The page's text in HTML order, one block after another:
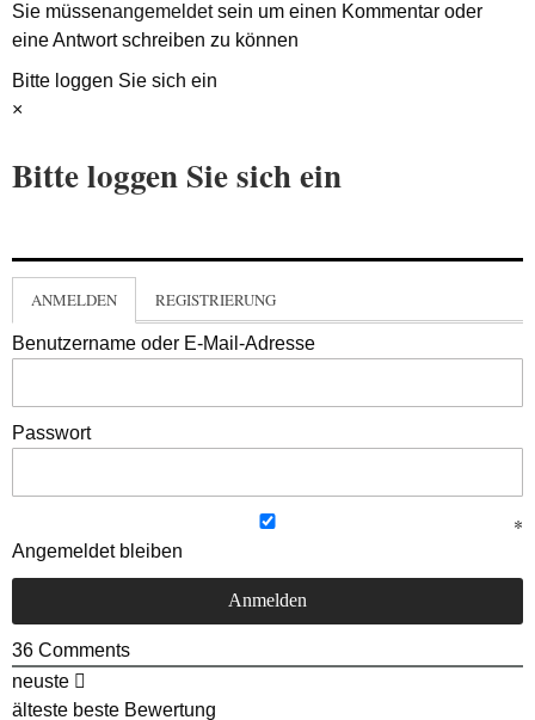
Sie müssenangemeldetsein um einen Kommentar oder
eine Antwort schreiben zu können
Bitte loggen Sie sich ein
×
Bitte loggen Sie sich ein
ANMELDEN REGISTRIERUNG
Benutzername oder E-Mail-Adresse
Passwort
Angemeldet bleiben
36 Comments
neuste
älteste beste Bewertung